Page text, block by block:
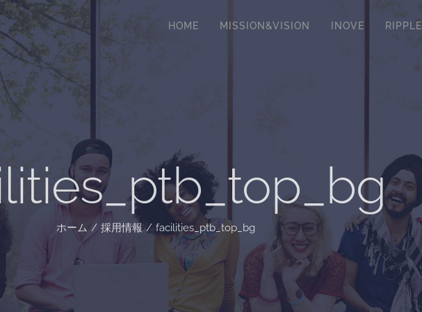
HOME MISSION&VISION INOVE RIPPLE
ホーム / 採用情報 / facilities_ptb_top_bg